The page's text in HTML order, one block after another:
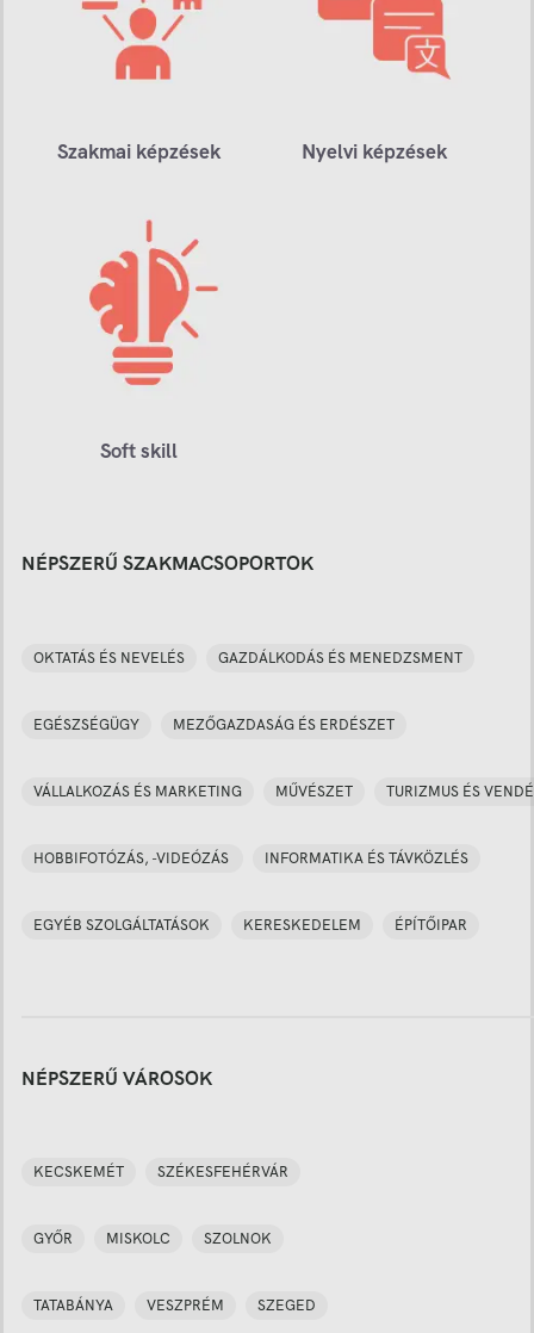
Szakmai képzések Nyelvi képzések
Soft skill
NÉPSZERŰ SZAKMACSOPORTOK
OKTATÁS ÉS NEVELÉS GAZDÁLKODÁS ÉS MENEDZSMENT
EGÉSZSÉGÜGY MEZŐGAZDASÁG ÉS ERDÉSZET
VÁLLALKOZÁS ÉS MARKETING MŰVÉSZET TURIZMUS ÉS
HOBBIFOTÓZÁS, -VIDEÓZÁS INFORMATIKA ÉS TÁVKÖZLÉS
EGYÉB SZOLGÁLTATÁSOK KERESKEDELEM ÉPÍTŐIPAR
NÉPSZERŰ VÁROSOK
KECSKEMÉT SZÉKESFEHÉRVÁR
GYŐR MISKOLC SZOLNOK
TATABÁNYA VESZPRÉM SZEGED